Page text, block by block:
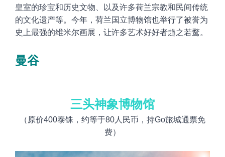
皇室的珍宝和历史文物、以及许多荷兰宗教和民间传统
的文化遗产等。今年，荷兰国立博物馆也举行了被誉为
史上最强的维米尔画展，让许多艺术好好者趋之若鹜。
曼谷
三头神象博物馆
（原价400泰铢，约等于80人民币，持Go旅城通票免
费）